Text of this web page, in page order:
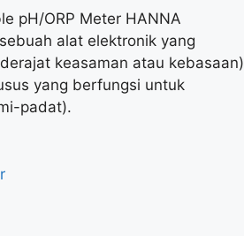
pH/ORP Meter HANNA
alat elektronik yang
keasaman atau kebasaan)
yang berfungsi untuk
padat).